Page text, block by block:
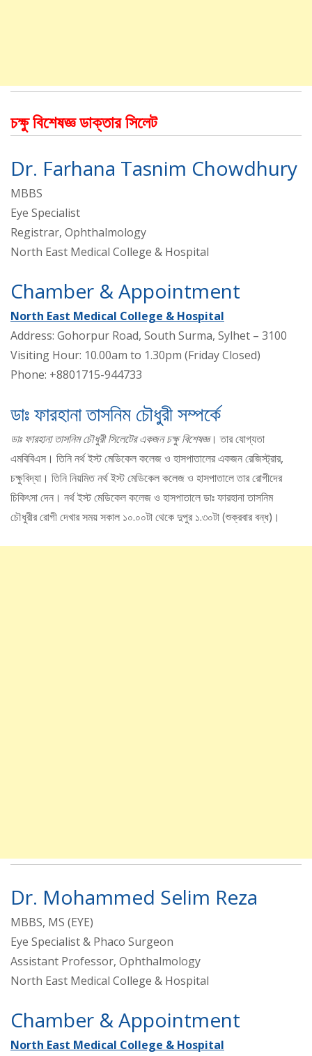
চক্ষু বিশেষজ্ঞ ডাক্তার সিলেট
Dr. Farhana Tasnim Chowdhury
MBBS
Eye Specialist
Registrar, Ophthalmology
North East Medical College & Hospital
Chamber & Appointment
North East Medical College & Hospital
Address: Gohorpur Road, South Surma, Sylhet – 3100
Visiting Hour: 10.00am to 1.30pm (Friday Closed)
Phone: +8801715-944733
ডাঃ ফারহানা তাসনিম চৌধুরী সম্পর্কে
ডাঃ ফারহানা তাসনিম চৌধুরী সিলেটের একজন চক্ষু বিশেষজ্ঞ। তার যোগ্যতা
এমবিবিএস। তিনি নর্থ ইস্ট মেডিকেল কলেজ ও হাসপাতালের একজন রেজিস্ট্রার,
চক্ষুবিদ্যা। তিনি নিয়মিত নর্থ ইস্ট মেডিকেল কলেজ ও হাসপাতালে তার রোগীদের
চিকিৎসা দেন। নর্থ ইস্ট মেডিকেল কলেজ ও হাসপাতালে ডাঃ ফারহানা তাসনিম
চৌধুরীর রোগী দেখার সময় সকাল ১০.০০টা থেকে দুপুর ১.৩০টা (শুক্রবার বন্ধ)।
Dr. Mohammed Selim Reza
MBBS, MS (EYE)
Eye Specialist & Phaco Surgeon
Assistant Professor, Ophthalmology
North East Medical College & Hospital
Chamber & Appointment
North East Medical College & Hospital